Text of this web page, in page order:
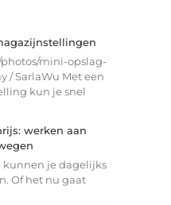
mini-opslag-
/ SarlaWu Met een
kun je snel
werken aan
je dagelijks
Of het nu gaat